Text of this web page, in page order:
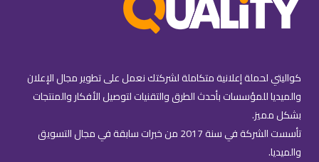
كواليتي لحملة إعلانية متكاملة لشركتك نعمل على تطوير مجال الإعلان
والميديا للمؤسسات بأحدث الطرق والتقنيات لتوصيل الأفكار والمنتجات
بشكل مميز.
تأسست الشركة في سنة 2017 من خبرات سابقة في مجال التسويق
والميديا.